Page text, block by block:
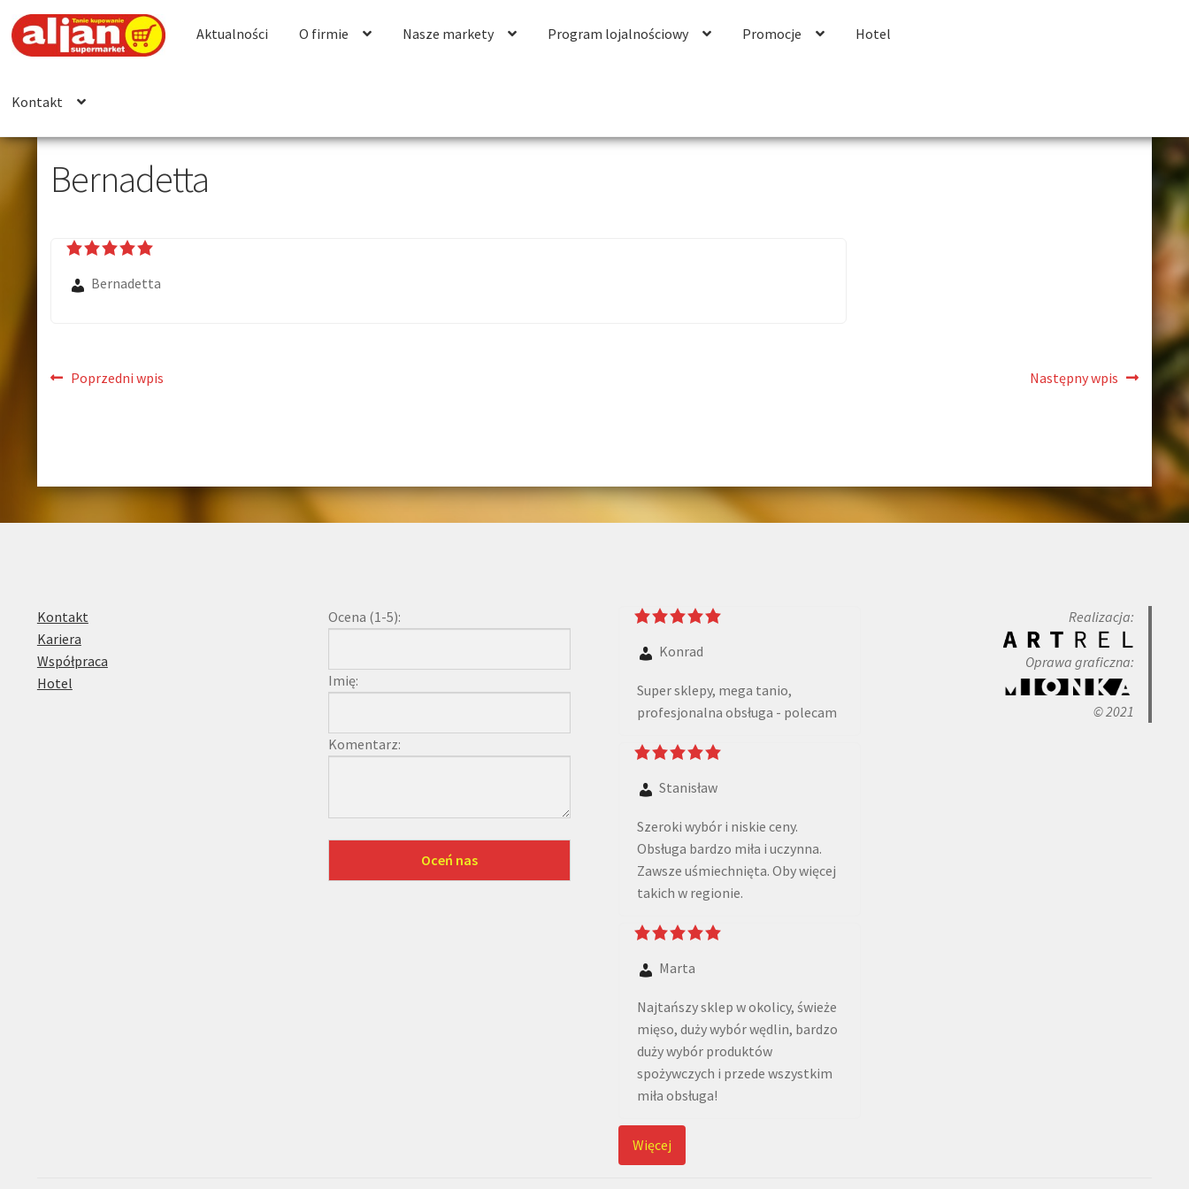
Aktualności O firmie Nasze markety Program lojalnościowy Promocje Hotel
Kontakt
Bernadetta
Bernadetta
Poprzedni wpis Następny wpis
Kontakt
Kariera
Współpraca
Hotel
Ocena (1-5):
Imię:
Komentarz:
Konrad
Super sklepy, mega tanio,
profesjonalna obsługa - polecam
Stanisław
Szeroki wybór i niskie ceny.
Obsługa bardzo miła i uczynna.
Zawsze uśmiechnięta. Oby więcej
takich w regionie.
Marta
Najtańszy sklep w okolicy, świeże
mięso, duży wybór wędlin, bardzo
duży wybór produktów
spożywczych i przede wszystkim
miła obsługa!
Więcej
Realizacja:
Oprawa graficzna:
© 2021